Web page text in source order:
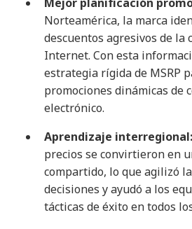
Norteamérica, la marca
descuentos agresivos de la
Internet. Con esta
estrategia rígida de MSRP
promociones dinámicas de
electrónico.
Aprendizaje interregional:
precios se convirtieron en
compartido, lo que agilizó
decisiones y ayudó a los
tácticas de éxito en todos